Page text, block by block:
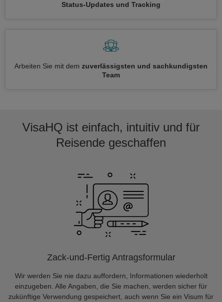
Status-Updates und Tracking
Arbeiten Sie mit dem zuverlässigsten und sachkundigsten
Team
VisaHQ ist einfach, intuitiv und für
Reisende geschaffen
Zack-und-Fertig Antragsformular
Wir werden Sie nie dazu auffordern, Informationen wiederholt
einzugeben. Alle Angaben, die Sie machen, werden sicher für
zukünftige Verwendung gespeichert, auch wenn Sie ein Visum für